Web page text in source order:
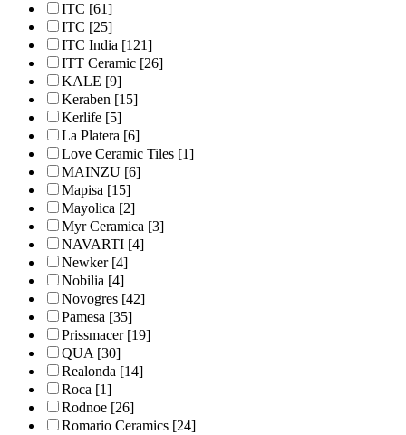
ITC [61]
ITC [25]
ITC India [121]
ITT Ceramic [26]
KALE [9]
Keraben [15]
Kerlife [5]
La Platera [6]
Love Ceramic Tiles [1]
MAINZU [6]
Mapisa [15]
Mayolica [2]
Myr Ceramica [3]
NAVARTI [4]
Newker[4]
Nobilia [4]
Novogres [42]
Pamesa [35]
Prissmacer[19]
QUA[30]
Realonda [14]
Roca [1]
Rodnoe [26]
Romario Ceramics [24]